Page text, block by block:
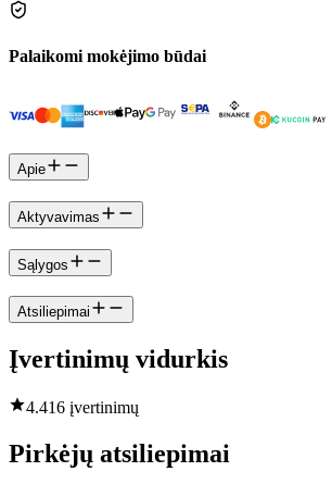
Palaikomi mokėjimo būdai
Apie
Aktyvavimas
Sąlygos
Atsiliepimai
Įvertinimų vidurkis
4.416 įvertinimų
Pirkėjų atsiliepimai